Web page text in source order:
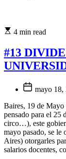
4 min read
#13
mayo 18,
Baires, 19 de Mayo
pensado para el 25
circo…), este
mayo pasado, se
Aires) otorgarles
salarios docentes,